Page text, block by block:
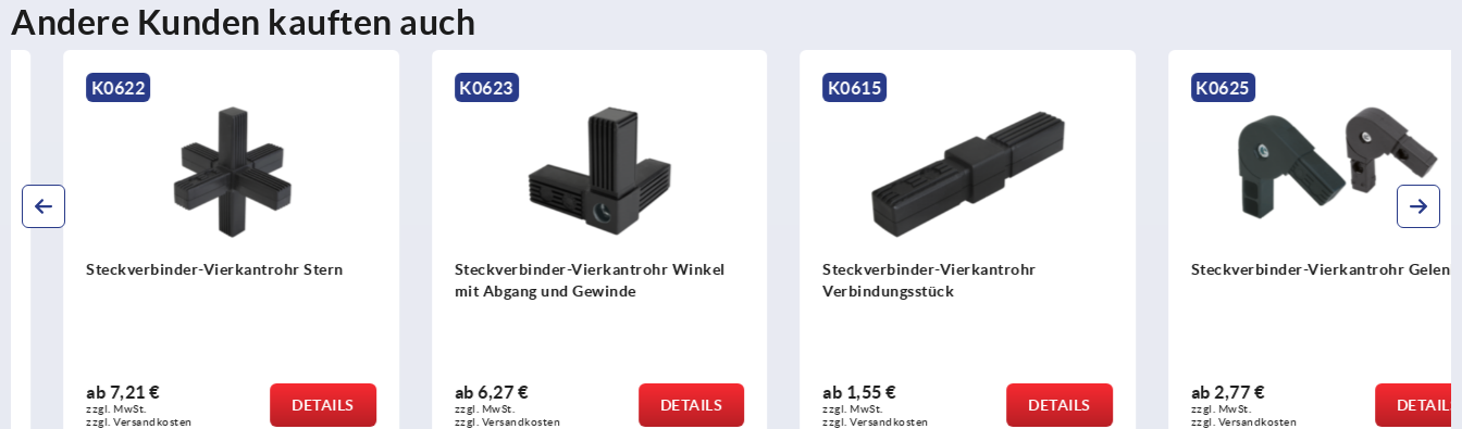
Andere Kunden kauften auch
K0622
Steckverbinder-Vierkantrohr Stern
7,21 €
zzgl. MwSt.
zzgl. Versandkosten
DETAILS
K0623
Steckverbinder-Vierkantrohr Winkel
mit Abgang und Gewinde
6,27 €
zzgl. MwSt.
zzgl. Versandkosten
DETAILS
K0615
Steckverbinder-Vierkantrohr
Verbindungsstück
1,55 €
zzgl. MwSt.
zzgl. Versandkosten
DETAILS
K0625
Steckverbinder-Vierkantrohr Gelenk
2,77 €
zzgl. MwSt.
zzgl. Versandkosten
DETAILS